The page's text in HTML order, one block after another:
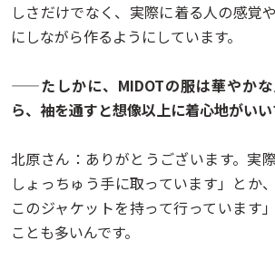
しさだけでなく、実際に着る人の感覚
にしながら作るようにしています。
——たしかに、MIDOTの服は華やか
ら、袖を通すと想像以上に着心地がいい
北原さん：ありがとうございます。実
しょっちゅう手に取っています」とか
このジャケットを持って行っています
ことも多いんです。